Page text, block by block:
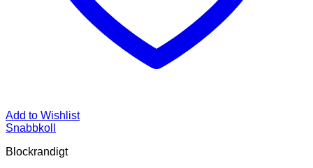
Add to Wishlist
Snabbkoll
Blockrandigt